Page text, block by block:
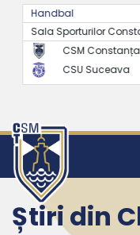
Handbal
Sala Sporturilor
CSM Constanța
CSU Suceava
Știri din